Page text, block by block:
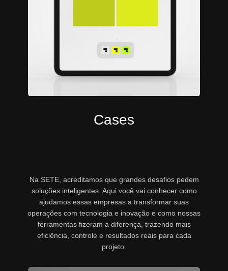
Cases
Na SETE, acreditamos que grandes desafios pedem
soluções inteligentes. Aqui você vai conhecer como
ajudamos essas empresas a transformar suas
operações com tecnologia e inovação e como nossas
ferramentas fizeram a diferença, trazendo mais
eficiência, controle e resultados reais para cada
projeto.